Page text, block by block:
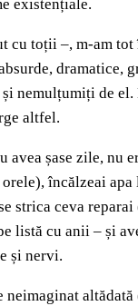
existențiale.
toții –, m-am
dramatice,
nemulțumiți de
altfel.
șase zile,
încălzeai
strica ceva
listă cu anii – și
și nervi.